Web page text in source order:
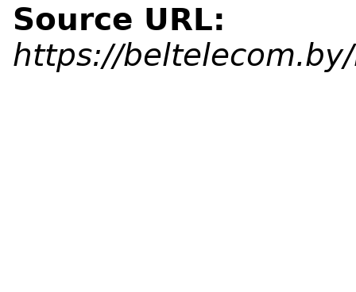
Source URL:
https://